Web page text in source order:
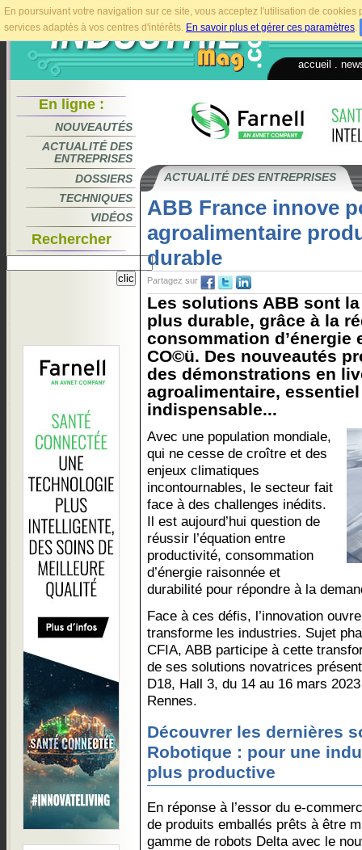
En poursuivant votre navigation sur ce site, vous acceptez l'utilisation de
services adaptés à vos centres d'intérêts. En savoir plus et gérer ces paramètres.
accueil
En ligne :
NOUVEAUTÉS
ACTUALITÉ DES
ENTREPRISES
DOSSIERS
TECHNIQUES
VIDÉOS
Rechercher
ACTUALITÉ DES ENTREPRISES
ABB France innove
agroalimentaire
durable
Partagez sur
Les solutions ABB sont
plus durable, grâce à la
consommation d’énergie
CO©ü. Des nouveautés
des démonstrations en
agroalimentaire,
indispensable...
Avec une population mondiale,
qui ne cesse de croître et des
enjeux climatiques
incontournables, le secteur fait
face à des challenges inédits.
Il est aujourd’hui question de
réussir l’équation entre
productivité, consommation
d’énergie raisonnée et
durabilité pour répondre à la
Face à ces défis, l’innovation
transforme les industries. Sujet
CFIA, ABB participe à cette
de ses solutions novatrices
D18, Hall 3, du 14 au 16 mars
Rennes.
Découvrer les dernières
Robotique : pour une
plus productive
En réponse à l’essor du e-
de produits emballés prêts à être
gamme de robots Delta avec le